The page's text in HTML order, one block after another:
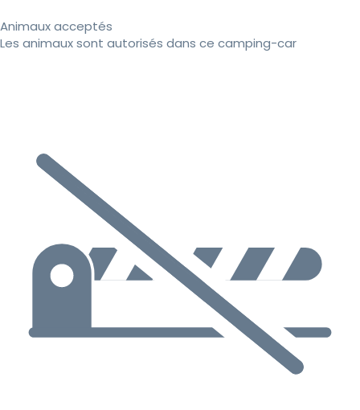
Animaux acceptés
Les animaux sont autorisés dans ce camping-car